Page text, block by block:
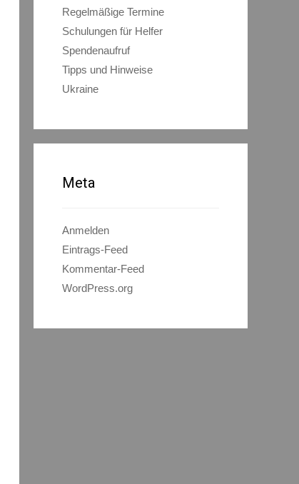
Regelmäßige Termine
Schulungen für Helfer
Spendenaufruf
Tipps und Hinweise
Ukraine
Meta
Anmelden
Eintrags-Feed
Kommentar-Feed
WordPress.org